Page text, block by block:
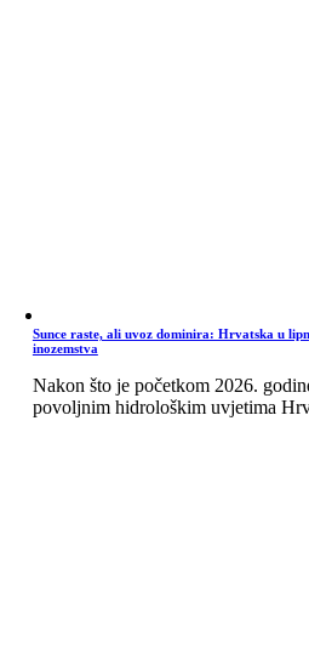
Sunce raste, ali uvoz dominira: Hrvatska u
inozemstva
Nakon što je početkom 2026.
povoljnim hidrološkim uvjetima